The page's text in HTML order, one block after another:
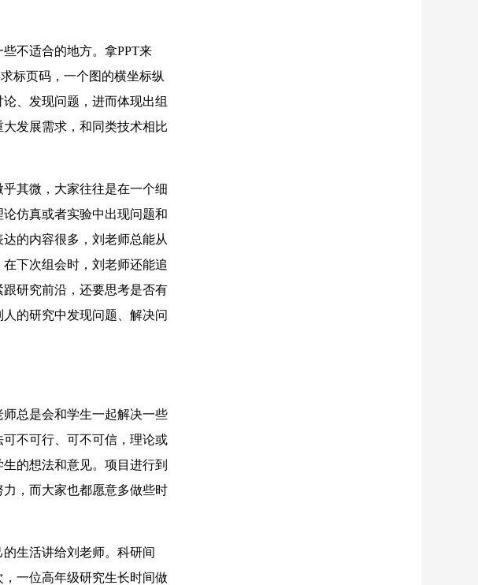
不适合的地方。拿PPT来
标页码，一个图的横坐标纵
、发现问题，进而体现出组
发展需求，和同类技术相比
其微，大家往往是在一个细
仿真或者实验中出现问题和
的内容很多，刘老师总能从
下次组会时，刘老师还能追
研究前沿，还要思考是否有
的研究中发现问题、解决问
总是会和学生一起解决一些
不可行、可不可信，理论或
的想法和意见。项目进行到
，而大家也都愿意多做些时
生活讲给刘老师。科研间
一位高年级研究生长时间做